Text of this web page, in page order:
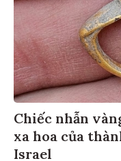
Chiếc nhẫn
xa hoa của
Israel